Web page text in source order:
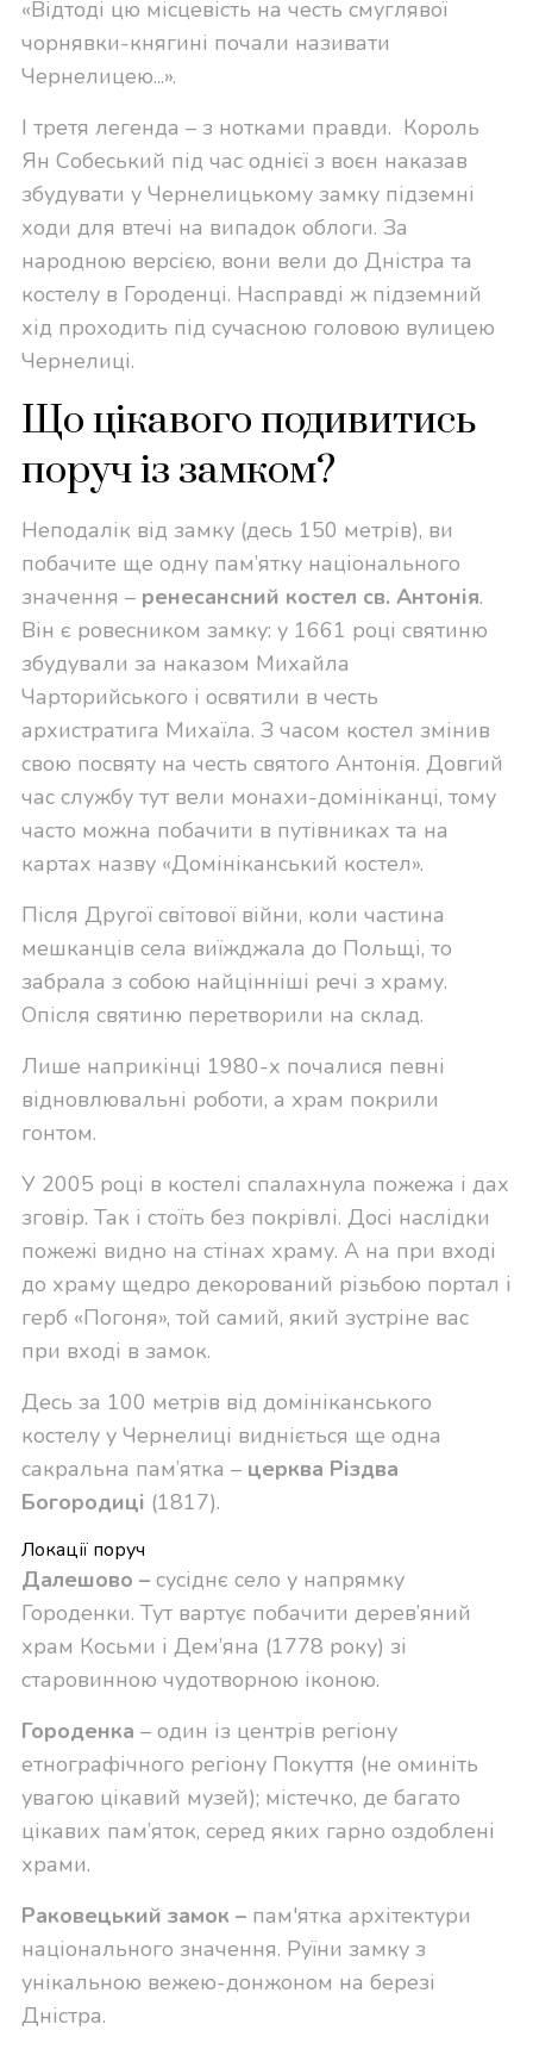
«Відтоді цю місцевість на честь смуглявої
чорнявки-княгині почали називати
Чернелицею...».
І третя легенда – з нотками правди. Король
Ян Собеський під час однієї з воєн наказав
збудувати у Чернелицькому замку підземні
ходи для втечі на випадок облоги. За
народною версією, вони вели до Дністра та
костелу в Городенці. Насправді ж підземний
хід проходить під сучасною головою вулицею
Чернелиці.
Що цікавого подивитись
поруч із замком?
Неподалік від замку (десь 150 метрів), ви
побачите ще одну пам’ятку національного
значення – ренесансний костел св. Антонія.
Він є ровесником замку: у 1661 році святиню
збудували за наказом Михайла
Чарторийського і освятили в честь
архистратига Михаїла. З часом костел змінив
свою посвяту на честь святого Антонія. Довгий
час службу тут вели монахи-домініканці, тому
часто можна побачити в путівниках та на
картах назву «Домініканський костел».
Після Другої світової війни, коли частина
мешканців села виїжджала до Польщі, то
забрала з собою найцінніші речі з храму.
Опісля святиню перетворили на склад.
Лише наприкінці 1980-х почалися певні
відновлювальні роботи, а храм покрили
гонтом.
У 2005 році в костелі спалахнула пожежа і дах
зговір. Так і стоїть без покрівлі. Досі наслідки
пожежі видно на стінах храму. А на при вході
до храму щедро декорований різьбою портал і
герб «Погоня», той самий, який зустріне вас
при вході в замок.
Десь за 100 метрів від домініканського
костелу у Чернелиці видніється ще одна
сакральна пам’ятка – церква Різдва
Богородиці (1817).
Локації поруч
Далешово –сусіднє село у напрямку
Городенки. Тут вартує побачити дерев’яний
храм Косьми і Дем’яна (1778 року) зі
старовинною чудотворною іконою.
Городенка – один із центрів регіону
етнографічного регіону Покуття (не оминіть
увагою цікавий музей); містечко, де багато
цікавих пам’яток, серед яких гарно оздоблені
храми.
Раковецький замок – пам'ятка архітектури
національного значення. Руїни замку з
унікальною вежею-донжоном на березі
Дністра.